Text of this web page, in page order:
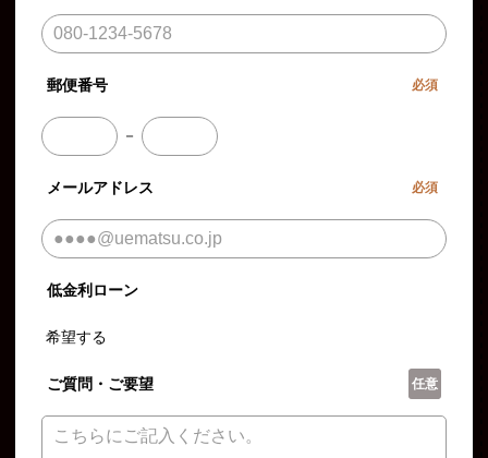
郵便番号 必須
－
メールアドレス 必須
低金利ローン
希望する
ご質問・ご要望 任意